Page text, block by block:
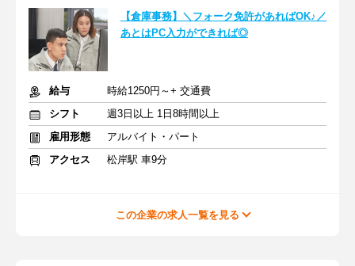
【倉庫事務】＼フォーク免許があればOK♪／
あとはPC入力ができれば◎
給与
時給1250円～+ 交通費
シフト
週3日以上 1日8時間以上
雇用形態
アルバイト・パート
アクセス
松岸駅 車9分
この企業の求人一覧を見る